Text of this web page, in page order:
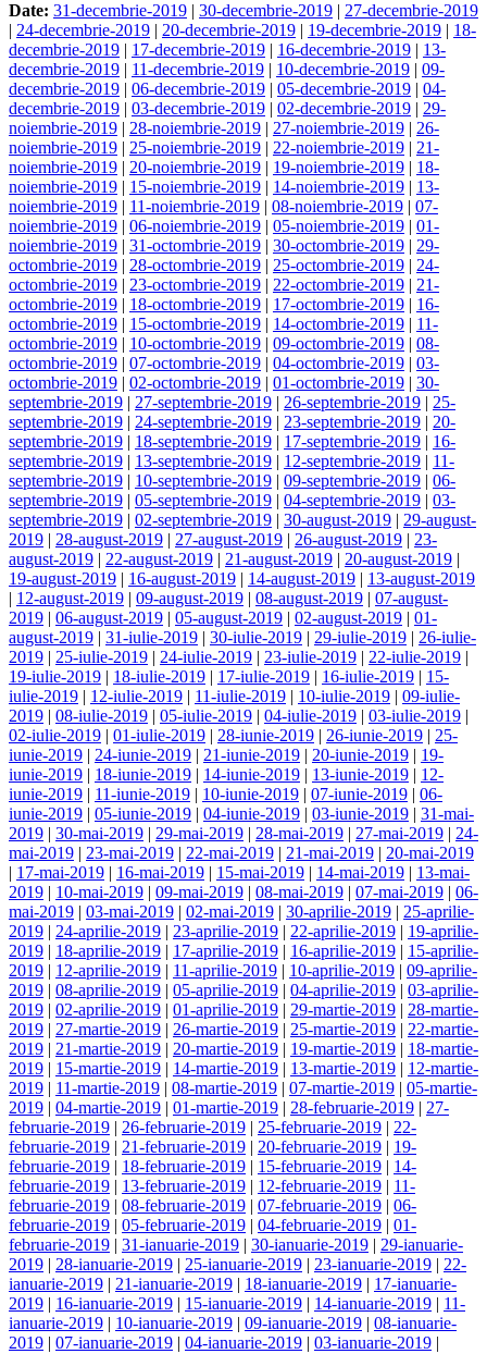
Date: 31-decembrie-2019 | 30-decembrie-2019 | 27-decembrie-2019
| 24-decembrie-2019 | 20-decembrie-2019 | 19-decembrie-2019 | 18-
decembrie-2019 | 17-decembrie-2019 | 16-decembrie-2019 | 13-
decembrie-2019 | 11-decembrie-2019 | 10-decembrie-2019 | 09-
decembrie-2019 | 06-decembrie-2019 | 05-decembrie-2019 | 04-
decembrie-2019 | 03-decembrie-2019 | 02-decembrie-2019 | 29-
noiembrie-2019 | 28-noiembrie-2019 | 27-noiembrie-2019 | 26-
noiembrie-2019 | 25-noiembrie-2019 | 22-noiembrie-2019 | 21-
noiembrie-2019 | 20-noiembrie-2019 | 19-noiembrie-2019 | 18-
noiembrie-2019 | 15-noiembrie-2019 | 14-noiembrie-2019 | 13-
noiembrie-2019 | 11-noiembrie-2019 | 08-noiembrie-2019 | 07-
noiembrie-2019 | 06-noiembrie-2019 | 05-noiembrie-2019 | 01-
noiembrie-2019 | 31-octombrie-2019 | 30-octombrie-2019 | 29-
octombrie-2019 | 28-octombrie-2019 | 25-octombrie-2019 | 24-
octombrie-2019 | 23-octombrie-2019 | 22-octombrie-2019 | 21-
octombrie-2019 | 18-octombrie-2019 | 17-octombrie-2019 | 16-
octombrie-2019 | 15-octombrie-2019 | 14-octombrie-2019 | 11-
octombrie-2019 | 10-octombrie-2019 | 09-octombrie-2019 | 08-
octombrie-2019 | 07-octombrie-2019 | 04-octombrie-2019 | 03-
octombrie-2019 | 02-octombrie-2019 | 01-octombrie-2019 | 30-
septembrie-2019 | 27-septembrie-2019 | 26-septembrie-2019 | 25-
septembrie-2019 | 24-septembrie-2019 | 23-septembrie-2019 | 20-
septembrie-2019 | 18-septembrie-2019 | 17-septembrie-2019 | 16-
septembrie-2019 | 13-septembrie-2019 | 12-septembrie-2019 | 11-
septembrie-2019 | 10-septembrie-2019 | 09-septembrie-2019 | 06-
septembrie-2019 | 05-septembrie-2019 | 04-septembrie-2019 | 03-
septembrie-2019 | 02-septembrie-2019 | 30-august-2019 | 29-august-
2019 | 28-august-2019 | 27-august-2019 | 26-august-2019 | 23-
august-2019 | 22-august-2019 | 21-august-2019 | 20-august-2019 |
19-august-2019 | 16-august-2019 | 14-august-2019 | 13-august-2019
| 12-august-2019 | 09-august-2019 | 08-august-2019 | 07-august-
2019 | 06-august-2019 | 05-august-2019 | 02-august-2019 | 01-
august-2019 | 31-iulie-2019 | 30-iulie-2019 | 29-iulie-2019 | 26-iulie-
2019 | 25-iulie-2019 | 24-iulie-2019 | 23-iulie-2019 | 22-iulie-2019 |
19-iulie-2019 | 18-iulie-2019 | 17-iulie-2019 | 16-iulie-2019 | 15-
iulie-2019 | 12-iulie-2019 | 11-iulie-2019 | 10-iulie-2019 | 09-iulie-
2019 | 08-iulie-2019 | 05-iulie-2019 | 04-iulie-2019 | 03-iulie-2019 |
02-iulie-2019 | 01-iulie-2019 | 28-iunie-2019 | 26-iunie-2019 | 25-
iunie-2019 | 24-iunie-2019 | 21-iunie-2019 | 20-iunie-2019 | 19-
iunie-2019 | 18-iunie-2019 | 14-iunie-2019 | 13-iunie-2019 | 12-
iunie-2019 | 11-iunie-2019 | 10-iunie-2019 | 07-iunie-2019 | 06-
iunie-2019 | 05-iunie-2019 | 04-iunie-2019 | 03-iunie-2019 | 31-mai-
2019 | 30-mai-2019 | 29-mai-2019 | 28-mai-2019 | 27-mai-2019 | 24-
mai-2019 | 23-mai-2019 | 22-mai-2019 | 21-mai-2019 | 20-mai-2019
| 17-mai-2019 | 16-mai-2019 | 15-mai-2019 | 14-mai-2019 | 13-mai-
2019 | 10-mai-2019 | 09-mai-2019 | 08-mai-2019 | 07-mai-2019 | 06-
mai-2019 | 03-mai-2019 | 02-mai-2019 | 30-aprilie-2019 | 25-aprilie-
2019 | 24-aprilie-2019 | 23-aprilie-2019 | 22-aprilie-2019 | 19-aprilie-
2019 | 18-aprilie-2019 | 17-aprilie-2019 | 16-aprilie-2019 | 15-aprilie-
2019 | 12-aprilie-2019 | 11-aprilie-2019 | 10-aprilie-2019 | 09-aprilie-
2019 | 08-aprilie-2019 | 05-aprilie-2019 | 04-aprilie-2019 | 03-aprilie-
2019 | 02-aprilie-2019 | 01-aprilie-2019 | 29-martie-2019 | 28-martie-
2019 | 27-martie-2019 | 26-martie-2019 | 25-martie-2019 | 22-martie-
2019 | 21-martie-2019 | 20-martie-2019 | 19-martie-2019 | 18-martie-
2019 | 15-martie-2019 | 14-martie-2019 | 13-martie-2019 | 12-martie-
2019 | 11-martie-2019 | 08-martie-2019 | 07-martie-2019 | 05-martie-
2019 | 04-martie-2019 | 01-martie-2019 | 28-februarie-2019 | 27-
februarie-2019 | 26-februarie-2019 | 25-februarie-2019 | 22-
februarie-2019 | 21-februarie-2019 | 20-februarie-2019 | 19-
februarie-2019 | 18-februarie-2019 | 15-februarie-2019 | 14-
februarie-2019 | 13-februarie-2019 | 12-februarie-2019 | 11-
februarie-2019 | 08-februarie-2019 | 07-februarie-2019 | 06-
februarie-2019 | 05-februarie-2019 | 04-februarie-2019 | 01-
februarie-2019 | 31-ianuarie-2019 | 30-ianuarie-2019 | 29-ianuarie-
2019 | 28-ianuarie-2019 | 25-ianuarie-2019 | 23-ianuarie-2019 | 22-
ianuarie-2019 | 21-ianuarie-2019 | 18-ianuarie-2019 | 17-ianuarie-
2019 | 16-ianuarie-2019 | 15-ianuarie-2019 | 14-ianuarie-2019 | 11-
ianuarie-2019 | 10-ianuarie-2019 | 09-ianuarie-2019 | 08-ianuarie-
2019 | 07-ianuarie-2019 | 04-ianuarie-2019 | 03-ianuarie-2019 |